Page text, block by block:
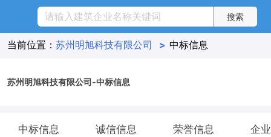
当前位置： 苏州明旭科技有限公司 > 中标信息
苏州明旭科技有限公司-中标信息
中标信息 诚信信息 荣誉信息 企